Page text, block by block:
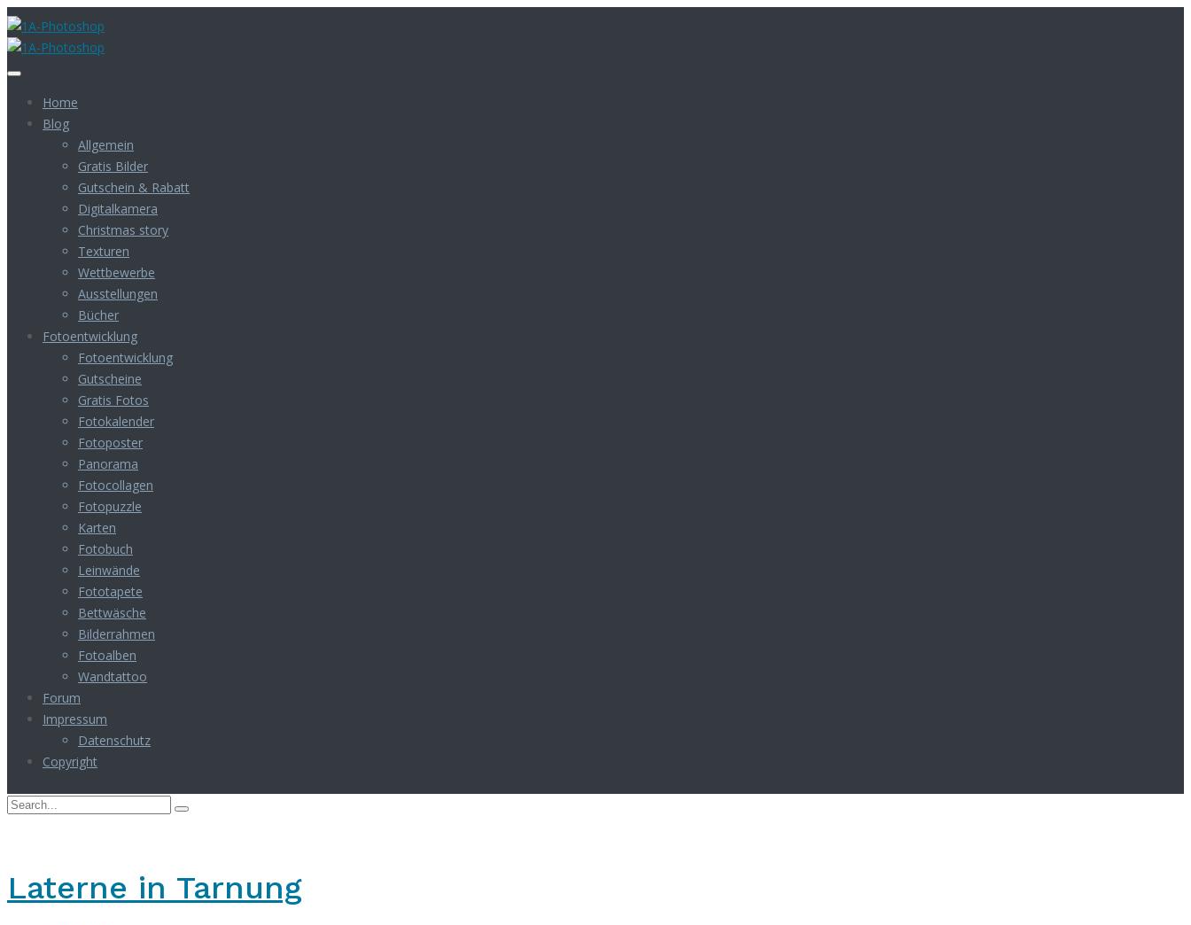
Home
Blog
Allgemein
Gratis Bilder
Gutschein & Rabatt
Digitalkamera
Christmas story
Texturen
Wettbewerbe
Ausstellungen
Bücher
Fotoentwicklung
Fotoentwicklung
Gutscheine
Gratis Fotos
Fotokalender
Fotoposter
Panorama
Fotocollagen
Fotopuzzle
Karten
Fotobuch
Leinwände
Fototapete
Bettwäsche
Bilderrahmen
Fotoalben
Wandtattoo
Forum
Impressum
Datenschutz
Copyright
Laterne in Tarnung